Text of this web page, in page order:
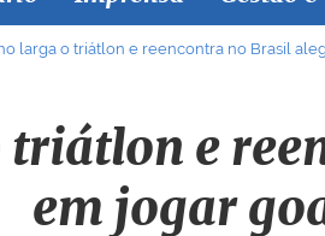
larga o triátlon e reencontra no Brasil
e
em jogar